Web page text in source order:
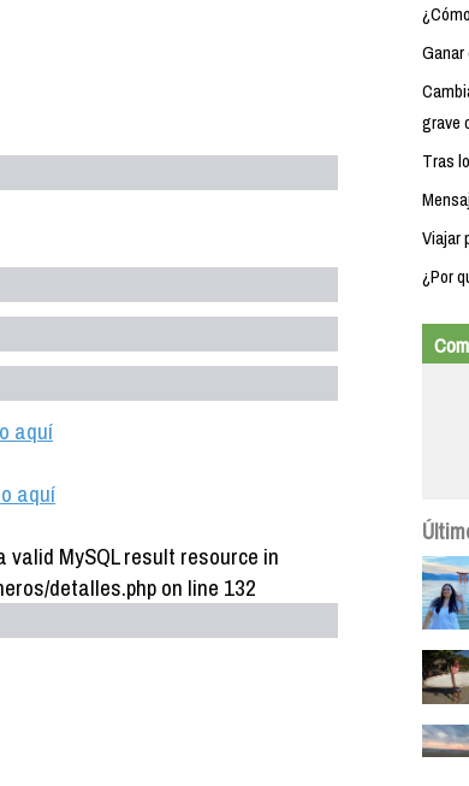
aquí
aquí
MySQL result resource in
detalles.php on line 132
Ganar
grave
Tras
Viajar
¿Por